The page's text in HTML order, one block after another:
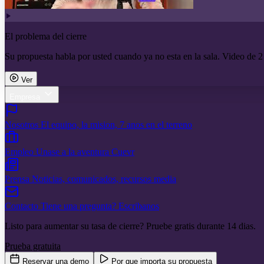
El problema del cierre
Su propuesta habla por usted cuando ya no esta en la sala. Video de
Ver
Nosotros El equipo, la mision, 7 anos en el terreno
Empleo Unase a la aventura Cuevr
Prensa Noticias, comunicados, recursos media
Contacto Tiene una pregunta? Escribanos
Listo para aumentar su tasa de cierre? Pruebe gratis durante 14 dias.
Prueba gratuita
Reservar una demo Por que importa su propuesta